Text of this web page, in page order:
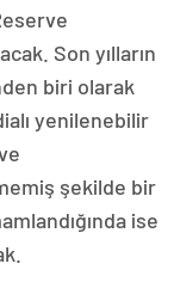
Son yılların
biri olarak
yenilenebilir
şekilde bir
ise